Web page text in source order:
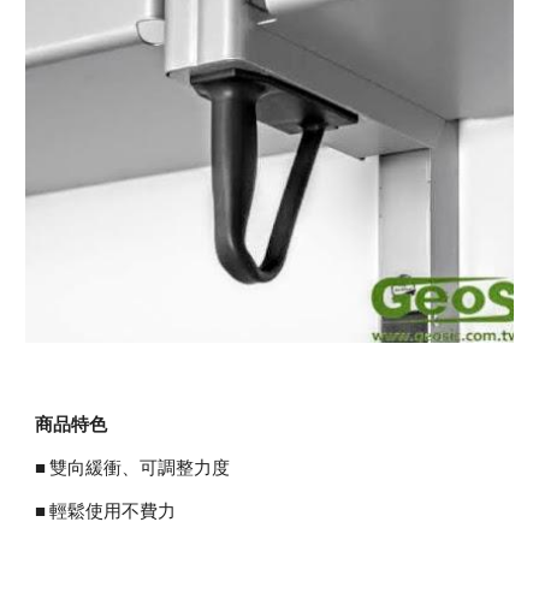
商品特色
■ 雙向緩衝、可調整力度
■ 輕鬆使用不費力